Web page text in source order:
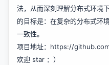
法，从而深刻理解分布式环境
的目标是：在复杂的分布式环
一致性。
项目地址： https://
欢迎 star ：）